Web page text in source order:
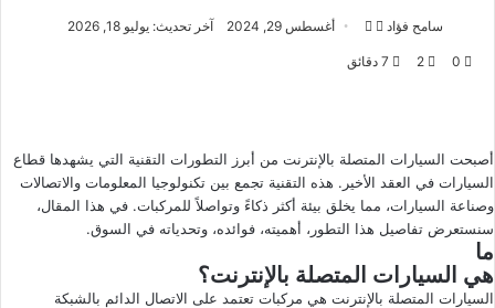
سامح فؤاد
ت
ل
ى
X
ر
ر
ي
د
ا
إ
أغسطس 29, 2024 آخر تحديث: يوليو 18, 2026
0
2
أصبحت السيارات المتصلة بالإنترنت من أبرز التطورات التقنية التي يشهدها قطاع
السيارات في العقد الأخير. هذه التقنية تجمع بين تكنولوجيا المعلومات والاتصالات
وصناعة السيارات، مما يخلق بيئة أكثر ذكاءً وتواصلاً للمركبات. في هذا المقال،
سنستعرض تفاصيل هذا التطور، أهميته، فوائده، وتحدياته في السوق.
ما
هي السيارات المتصلة بالإنترنت؟
السيارات المتصلة بالإنترنت هي مركبات تعتمد على الاتصال الدائم بالشبكة